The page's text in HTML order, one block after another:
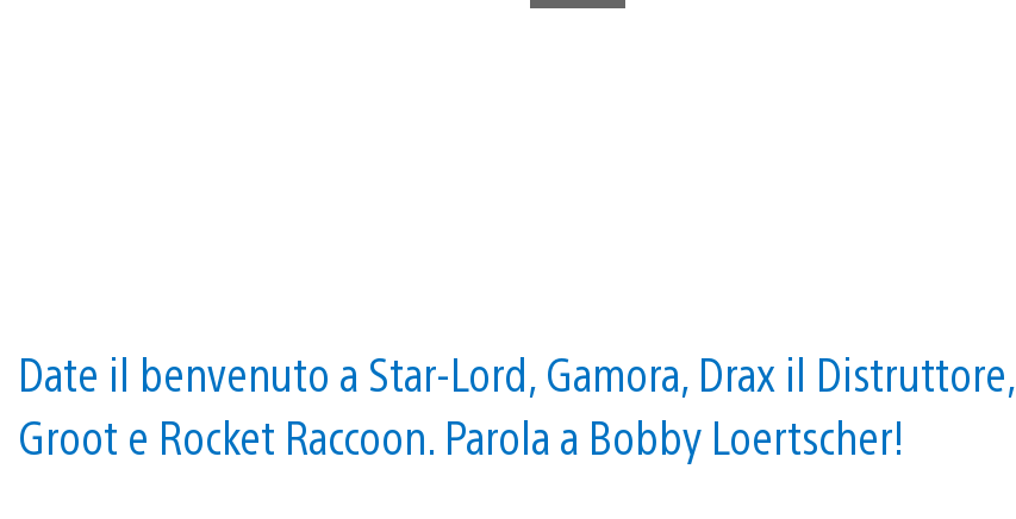
Guardiani
Date il benvenuto a Star-Lord, Gamora, Drax il Distruttore,
Groot e Rocket Raccoon. Parola a Bobby Loertscher!